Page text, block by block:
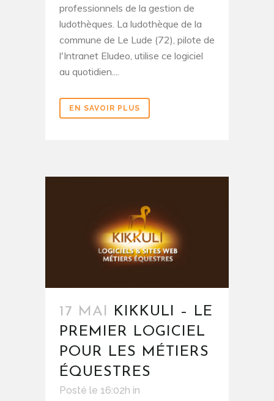
professionnels de la gestion de
ludothèques. La ludothèque de la
commune de Le Lude (72), pilote de
l'Intranet Eludeo, utilise ce logiciel
au quotidien....
EN SAVOIR PLUS
17 MAI
KIKKULI – LE
PREMIER LOGICIEL
POUR LES MÉTIERS
ÉQUESTRES
Posté le 16:02h in